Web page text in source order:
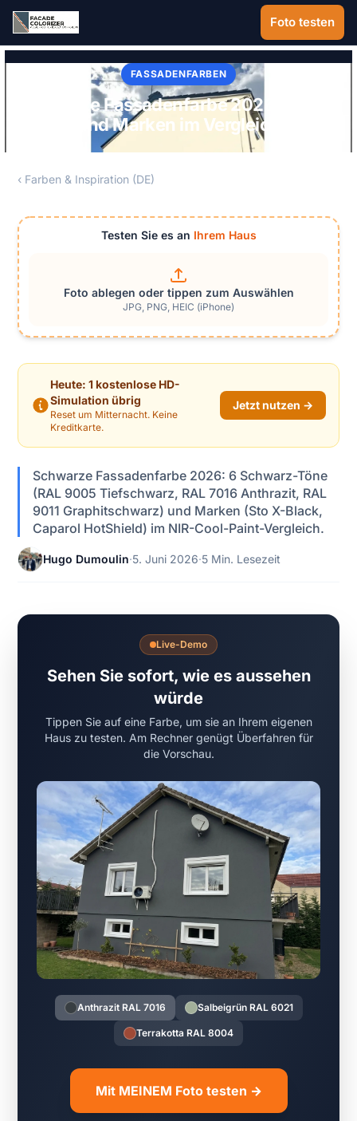
Zum Hauptinhalt springen
Foto testen
FASSADENFARBEN
Schwarze Fassadenfarbe 2026: 6 Töne
und Marken im Vergleich
‹ Farben & Inspiration (DE)
Testen Sie es an Ihrem Haus
Foto ablegen oder tippen zum Auswählen
JPG, PNG, HEIC (iPhone)
Heute: 1 kostenlose HD-
Simulation übrig
Reset um Mitternacht. Keine
Kreditkarte.
Jetzt nutzen →
Schwarze Fassadenfarbe 2026: 6 Schwarz-Töne
(RAL 9005 Tiefschwarz, RAL 7016 Anthrazit, RAL
9011 Graphitschwarz) und Marken (Sto X-Black,
Caparol HotShield) im NIR-Cool-Paint-Vergleich.
Hugo Dumoulin·5. Juni 2026·5 Min. Lesezeit
Live-Demo
Sehen Sie sofort, wie es aussehen
würde
Tippen Sie auf eine Farbe, um sie an Ihrem eigenen
Haus zu testen. Am Rechner genügt Überfahren für
die Vorschau.
Anthrazit RAL 7016 Salbeigrün RAL 6021
Terrakotta RAL 8004
Mit MEINEM Foto testen →